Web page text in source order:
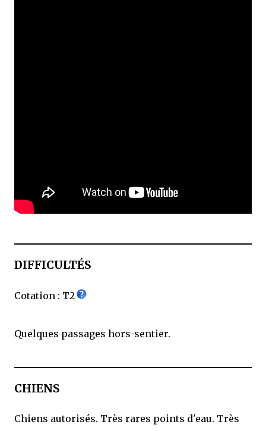
DIFFICULTÉS
Cotation : T2
Quelques passages hors-sentier.
CHIENS
Chiens autorisés. Très rares points d'eau. Très